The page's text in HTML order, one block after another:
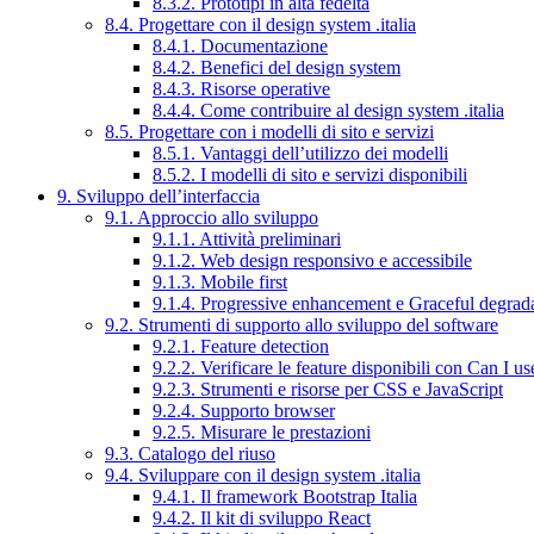
8.4. Progettare con il design system .italia
8.4.1. Documentazione
8.4.2. Benefici del design system
8.4.3. Risorse operative
8.4.4. Come contribuire al design system .italia
8.5. Progettare con i modelli di sito e servizi
8.5.1. Vantaggi dell’utilizzo dei modelli
8.5.2. I modelli di sito e servizi disponibili
9. Sviluppo dell’interfaccia
9.1. Approccio allo sviluppo
9.1.1. Attività preliminari
9.1.2. Web design responsivo e accessibile
9.1.3. Mobile first
9.1.4. Progressive enhancement e Graceful
9.2. Strumenti di supporto allo sviluppo del software
9.2.1. Feature detection
9.2.2. Verificare le feature disponibili con Can I
9.2.3. Strumenti e risorse per CSS e JavaScript
9.2.4. Supporto browser
9.2.5. Misurare le prestazioni
9.3. Catalogo del riuso
9.4. Sviluppare con il design system .italia
9.4.1. Il framework Bootstrap Italia
9.4.2. Il kit di sviluppo React